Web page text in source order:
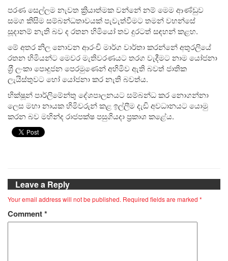
පරණ සෙල්ලම නැවත ක්‍රියාත්මක වන්නේ නම් මෙම ආණ්ඩුව
සමග කිසිම සම්බන්ධතාවයක් පැවැත්වීමට තමන් වහන්සේ
සූදානම් නැති බව ද රතන හිමියෝ තව දුරටත් සඳහන් කළහ.
මේ අතර නිල නොවන ආරංචි මාර්ග වාර්තා කරන්නේ අතුරලියේ
රතන හිමියන්ට මෙවර මැතිවරණයට තරග වැදීමට නාම යෝජනා
ශ‍්‍රී ලංකා පොදුජන පෙරමුණෙන් අහිමිව ඇති බවත් ජාතික
ලැයිස්තුවට හෝ යෝජනා කර නැති බවත්ය.
භික්ෂූන් පාර්ලිමේන්තු දේශපාලනයට සම්බන්ධ කර නොගන්නා
ලෙස මහා නායක හිමිවරුන් කළ ඉල්ලීම දැඩි අවධානයට⁣ යොමු
කරන බව මහින්ද රාජපක්ෂ පසුගියදා ප්‍රකාශ කළේය.
Leave a Reply
Your email address will not be published. Required fields are marked *
Comment*